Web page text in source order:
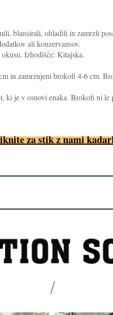
blansirali, ohladili in zamrzli
ali konzervansov.
Izhodišče: Kitajska.
in zamrznjeni brokofi 4-6 cm.
je v osnovi enaka. Brokofi ni le
za stik z nami